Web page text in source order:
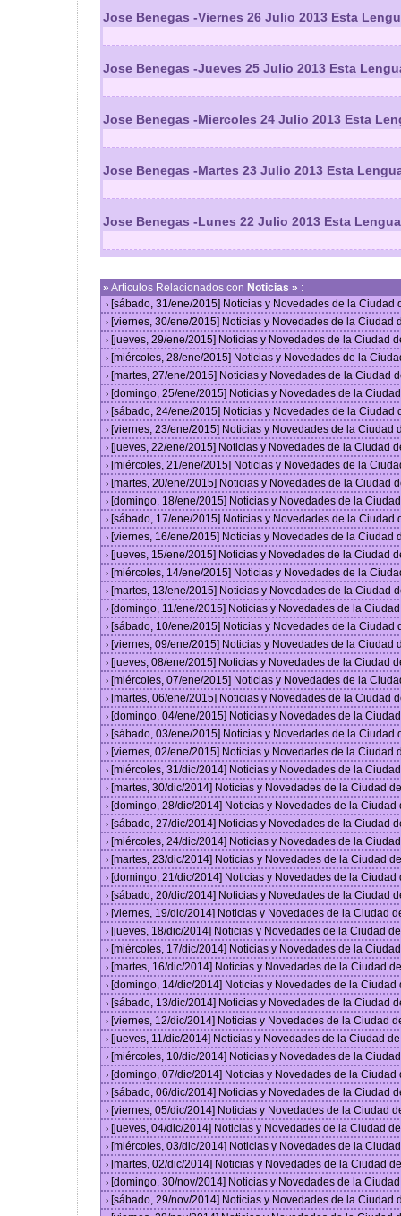
Jose Benegas -Viernes 26 Julio 2013 Esta
Jose Benegas -Jueves 25 Julio 2013 Esta
Jose Benegas -Miercoles 24 Julio 2013 Esta
Jose Benegas -Martes 23 Julio 2013 Esta
Jose Benegas -Lunes 22 Julio 2013 Esta
» Articulos Relacionados con Noticias » :
› [sábado, 31/ene/2015] Noticias y Novedades de la Ciudad
› [viernes, 30/ene/2015] Noticias y Novedades de la Ciudad
› [jueves, 29/ene/2015] Noticias y Novedades de la Ciudad
› [miércoles, 28/ene/2015] Noticias y Novedades de la
› [martes, 27/ene/2015] Noticias y Novedades de la Ciudad
› [domingo, 25/ene/2015] Noticias y Novedades de la
› [sábado, 24/ene/2015] Noticias y Novedades de la Ciudad
› [viernes, 23/ene/2015] Noticias y Novedades de la Ciudad
› [jueves, 22/ene/2015] Noticias y Novedades de la Ciudad
› [miércoles, 21/ene/2015] Noticias y Novedades de la
› [martes, 20/ene/2015] Noticias y Novedades de la Ciudad
› [domingo, 18/ene/2015] Noticias y Novedades de la
› [sábado, 17/ene/2015] Noticias y Novedades de la Ciudad
› [viernes, 16/ene/2015] Noticias y Novedades de la Ciudad
› [jueves, 15/ene/2015] Noticias y Novedades de la Ciudad
› [miércoles, 14/ene/2015] Noticias y Novedades de la
› [martes, 13/ene/2015] Noticias y Novedades de la Ciudad
› [domingo, 11/ene/2015] Noticias y Novedades de la
› [sábado, 10/ene/2015] Noticias y Novedades de la Ciudad
› [viernes, 09/ene/2015] Noticias y Novedades de la Ciudad
› [jueves, 08/ene/2015] Noticias y Novedades de la Ciudad
› [miércoles, 07/ene/2015] Noticias y Novedades de la
› [martes, 06/ene/2015] Noticias y Novedades de la Ciudad
› [domingo, 04/ene/2015] Noticias y Novedades de la
› [sábado, 03/ene/2015] Noticias y Novedades de la Ciudad
› [viernes, 02/ene/2015] Noticias y Novedades de la Ciudad
› [miércoles, 31/dic/2014] Noticias y Novedades de la
› [martes, 30/dic/2014] Noticias y Novedades de la Ciudad
› [domingo, 28/dic/2014] Noticias y Novedades de la
› [sábado, 27/dic/2014] Noticias y Novedades de la Ciudad
› [miércoles, 24/dic/2014] Noticias y Novedades de la
› [martes, 23/dic/2014] Noticias y Novedades de la Ciudad
› [domingo, 21/dic/2014] Noticias y Novedades de la
› [sábado, 20/dic/2014] Noticias y Novedades de la Ciudad
› [viernes, 19/dic/2014] Noticias y Novedades de la Ciudad
› [jueves, 18/dic/2014] Noticias y Novedades de la Ciudad
› [miércoles, 17/dic/2014] Noticias y Novedades de la
› [martes, 16/dic/2014] Noticias y Novedades de la Ciudad
› [domingo, 14/dic/2014] Noticias y Novedades de la
› [sábado, 13/dic/2014] Noticias y Novedades de la Ciudad
› [viernes, 12/dic/2014] Noticias y Novedades de la Ciudad
› [jueves, 11/dic/2014] Noticias y Novedades de la Ciudad
› [miércoles, 10/dic/2014] Noticias y Novedades de la
› [domingo, 07/dic/2014] Noticias y Novedades de la
› [sábado, 06/dic/2014] Noticias y Novedades de la Ciudad
› [viernes, 05/dic/2014] Noticias y Novedades de la Ciudad
› [jueves, 04/dic/2014] Noticias y Novedades de la Ciudad
› [miércoles, 03/dic/2014] Noticias y Novedades de la
› [martes, 02/dic/2014] Noticias y Novedades de la Ciudad
› [domingo, 30/nov/2014] Noticias y Novedades de la
› [sábado, 29/nov/2014] Noticias y Novedades de la Ciudad